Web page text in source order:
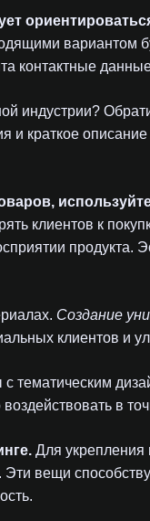
вариантом
контактные
индустрии?
краткое
клиентов к
продукта.
Создание
клиентов и
тематическим
в
Для укрепления
Эти вещи